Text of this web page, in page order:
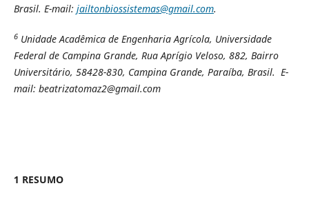
Brasil. E-mail: jailtonbiossistemas@gmail.com.
6Unidade Acadêmica de Engenharia Agrícola, Universidade
Federal de Campina Grande, Rua Aprígio Veloso, 882, Bairro
Universitário, 58428-830, Campina Grande, Paraíba, Brasil. E-
mail: beatrizatomaz2@gmail.com
1 RESUMO